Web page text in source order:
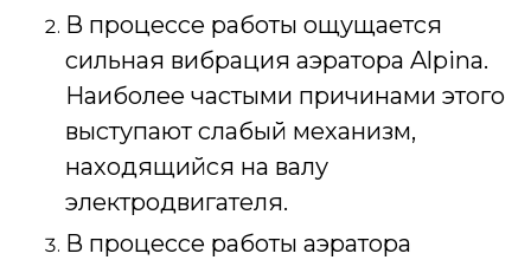
В процессе работы ощущается
сильная вибрация аэратора Alpina.
Наиболее частыми причинами этого
выступают слабый механизм,
находящийся на валу
электродвигателя.
В процессе работы аэратора